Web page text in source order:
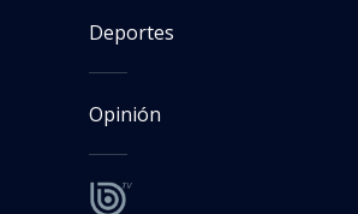
Deportes
Opinión